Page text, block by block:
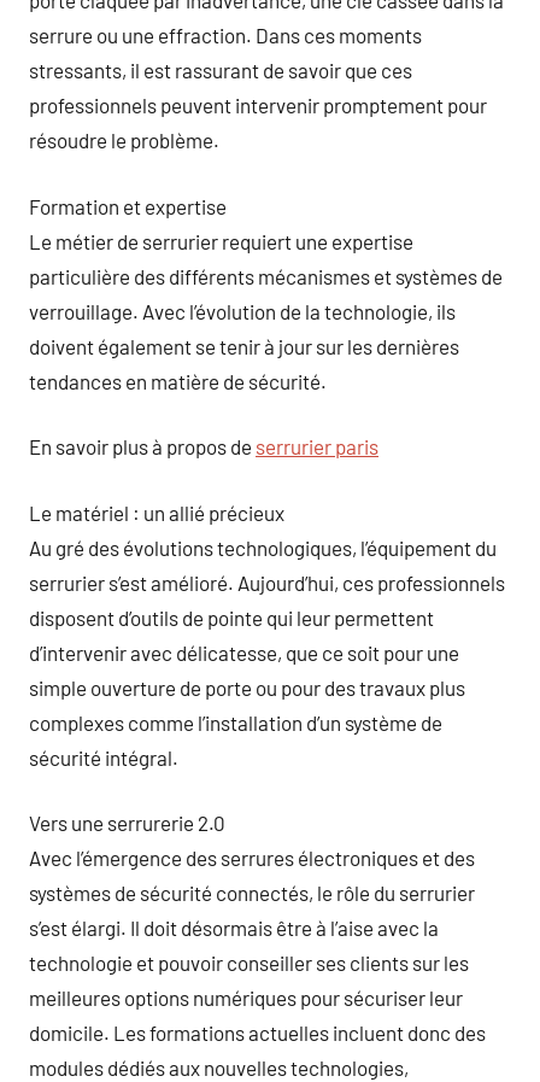
serrure ou une effraction. Dans ces moments
stressants, il est rassurant de savoir que ces
professionnels peuvent intervenir promptement pour
résoudre le problème.
Formation et expertise
Le métier de serrurier requiert une expertise
particulière des différents mécanismes et systèmes de
verrouillage. Avec l’évolution de la technologie, ils
doivent également se tenir à jour sur les dernières
tendances en matière de sécurité.
En savoir plus à propos de serrurier paris
Le matériel : un allié précieux
Au gré des évolutions technologiques, l’équipement du
serrurier s’est amélioré. Aujourd’hui, ces professionnels
disposent d’outils de pointe qui leur permettent
d’intervenir avec délicatesse, que ce soit pour une
simple ouverture de porte ou pour des travaux plus
complexes comme l’installation d’un système de
sécurité intégral.
Vers une serrurerie 2.0
Avec l’émergence des serrures électroniques et des
systèmes de sécurité connectés, le rôle du serrurier
s’est élargi. Il doit désormais être à l’aise avec la
technologie et pouvoir conseiller ses clients sur les
meilleures options numériques pour sécuriser leur
domicile. Les formations actuelles incluent donc des
modules dédiés aux nouvelles technologies,